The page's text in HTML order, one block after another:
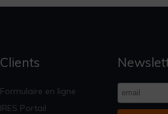
Clients
Formulaire en ligne
IRES Portail